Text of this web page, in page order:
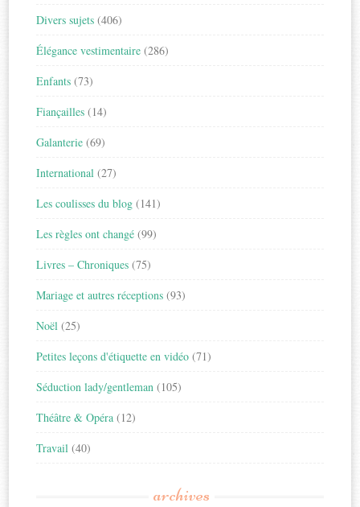
Divers sujets (406)
Élégance vestimentaire (286)
Enfants (73)
Fiançailles (14)
Galanterie (69)
International (27)
Les coulisses du blog (141)
Les règles ont changé (99)
Livres – Chroniques (75)
Mariage et autres réceptions (93)
Noël (25)
Petites leçons d'étiquette en vidéo (71)
Séduction lady/gentleman (105)
Théâtre & Opéra (12)
Travail (40)
archives